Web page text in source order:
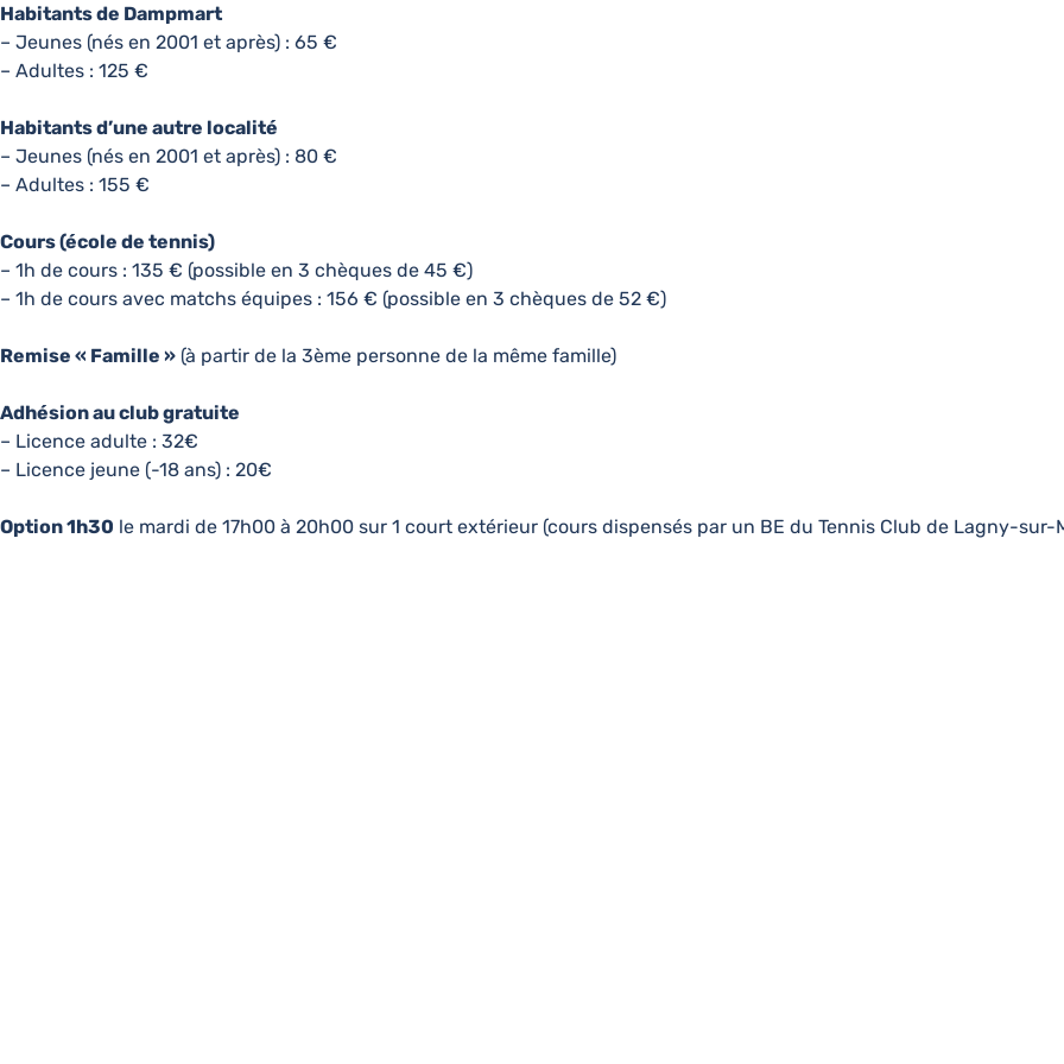
Habitants de Dampmart
– Jeunes (nés en 2001 et après) : 65 €
– Adultes : 125 €
Habitants d’une autre localité
– Jeunes (nés en 2001 et après) : 80 €
– Adultes : 155 €
Cours (école de tennis)
– 1h de cours : 135 € (possible en 3 chèques de 45 €)
– 1h de cours avec matchs équipes : 156 € (possible en 3 chèques de 52 €)
Remise « Famille » (à partir de la 3ème personne de la même famille)
Adhésion au club gratuite
– Licence adulte : 32€
– Licence jeune (-18 ans) : 20€
Option 1h30 le mardi de 17h00 à 20h00 sur 1 court extérieur (cours dispensés par un BE du Tennis Club de Lagny-sur-